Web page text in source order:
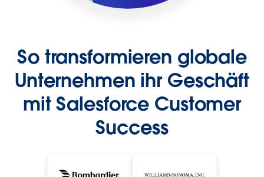
So transformieren globale
Unternehmen ihr Geschäft
mit Salesforce Customer
Success